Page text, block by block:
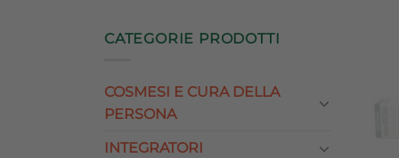
CATEGORIE PRODOTTI
COSMESI E CURA DELLA
PERSONA
INTEGRATORI